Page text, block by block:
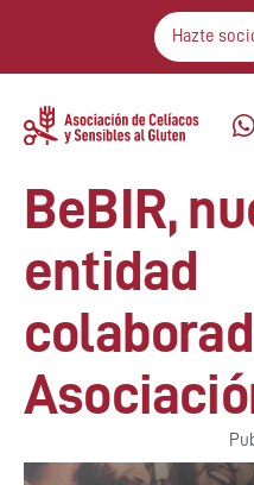
Hazte
BeBIR,
entidad